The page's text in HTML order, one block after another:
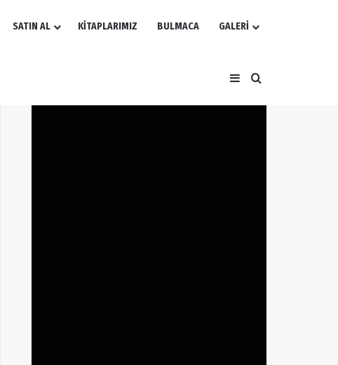
SATIN AL KİTAPLARIMIZ BULMACA GALERİ
Kenar Bölmesi
Arama yap ...